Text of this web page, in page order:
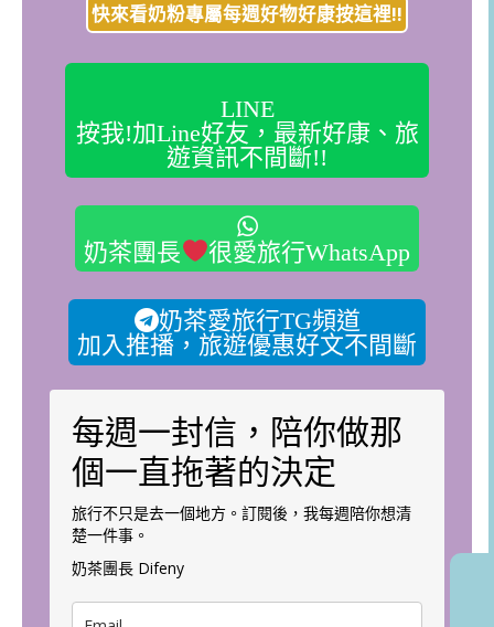
快來看奶粉專屬每週好物好康按這裡!!
LINE
按我!加Line好友，最新好康、旅
遊資訊不間斷!!
奶茶團長 很愛旅行WhatsApp
奶茶愛旅行TG頻道
加入推播，旅遊優惠好文不間斷
每週一封信，陪你做那
個一直拖著的決定
旅行不只是去一個地方。訂閱後，我每週陪你想清
楚一件事。
奶茶團長 Difeny